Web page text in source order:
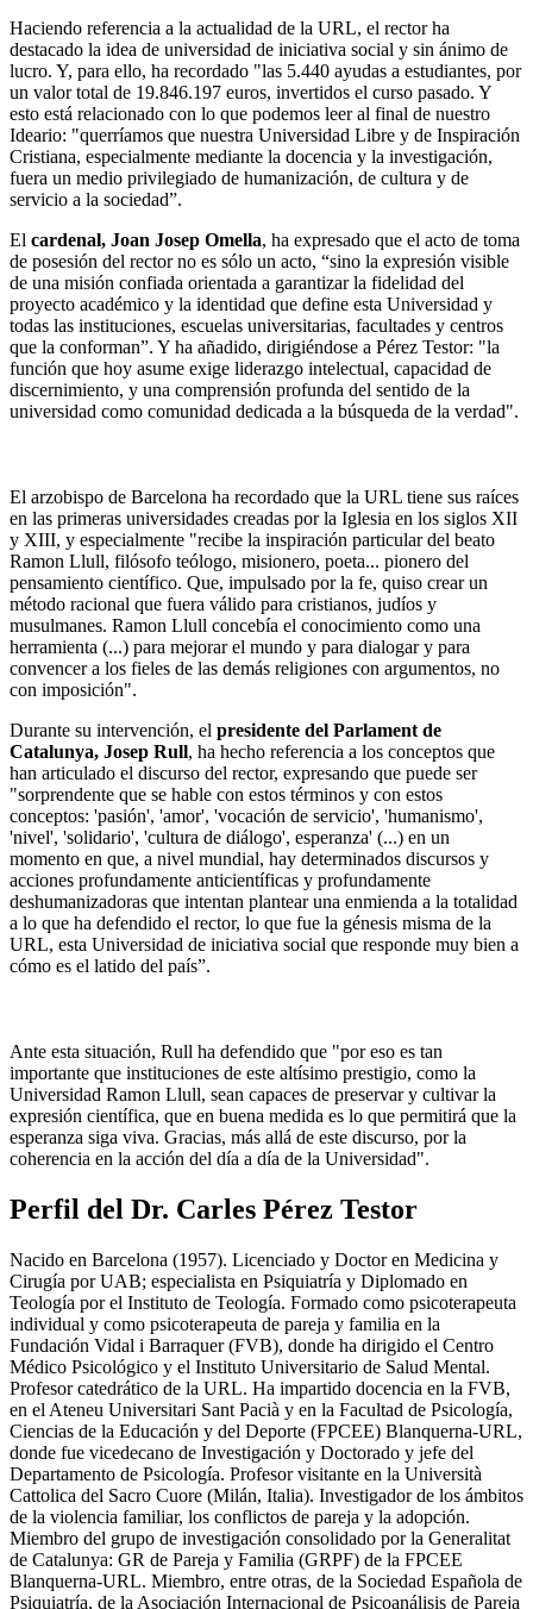
Haciendo referencia a la actualidad de la URL, el rector ha
destacado la idea de universidad de iniciativa social y sin ánimo de
lucro. Y, para ello, ha recordado "las 5.440 ayudas a estudiantes, por
un valor total de 19.846.197 euros, invertidos el curso pasado. Y
esto está relacionado con lo que podemos leer al final de nuestro
Ideario: "querríamos que nuestra Universidad Libre y de Inspiración
Cristiana, especialmente mediante la docencia y la investigación,
fuera un medio privilegiado de humanización, de cultura y de
servicio a la sociedad”.
El cardenal, Joan Josep Omella, ha expresado que el acto de toma
de posesión del rector no es sólo un acto, “sino la expresión visible
de una misión confiada orientada a garantizar la fidelidad del
proyecto académico y la identidad que define esta Universidad y
todas las instituciones, escuelas universitarias, facultades y centros
que la conforman”. Y ha añadido, dirigiéndose a Pérez Testor: "la
función que hoy asume exige liderazgo intelectual, capacidad de
discernimiento, y una comprensión profunda del sentido de la
universidad como comunidad dedicada a la búsqueda de la verdad".
El arzobispo de Barcelona ha recordado que la URL tiene sus raíces
en las primeras universidades creadas por la Iglesia en los siglos XII
y XIII, y especialmente "recibe la inspiración particular del beato
Ramon Llull, filósofo teólogo, misionero, poeta... pionero del
pensamiento científico. Que, impulsado por la fe, quiso crear un
método racional que fuera válido para cristianos, judíos y
musulmanes. Ramon Llull concebía el conocimiento como una
herramienta (...) para mejorar el mundo y para dialogar y para
convencer a los fieles de las demás religiones con argumentos, no
con imposición".
Durante su intervención, el presidente del Parlament de
Catalunya, Josep Rull, ha hecho referencia a los conceptos que
han articulado el discurso del rector, expresando que puede ser
"sorprendente que se hable con estos términos y con estos
conceptos: 'pasión', 'amor', 'vocación de servicio', 'humanismo',
'nivel', 'solidario', 'cultura de diálogo', esperanza' (...) en un
momento en que, a nivel mundial, hay determinados discursos y
acciones profundamente anticientíficas y profundamente
deshumanizadoras que intentan plantear una enmienda a la totalidad
a lo que ha defendido el rector, lo que fue la génesis misma de la
URL, esta Universidad de iniciativa social que responde muy bien a
cómo es el latido del país”.
Ante esta situación, Rull ha defendido que "por eso es tan
importante que instituciones de este altísimo prestigio, como la
Universidad Ramon Llull, sean capaces de preservar y cultivar la
expresión científica, que en buena medida es lo que permitirá que la
esperanza siga viva. Gracias, más allá de este discurso, por la
coherencia en la acción del día a día de la Universidad".
Perfil del Dr. Carles Pérez Testor
Nacido en Barcelona (1957). Licenciado y Doctor en Medicina y
Cirugía por UAB; especialista en Psiquiatría y Diplomado en
Teología por el Instituto de Teología. Formado como psicoterapeuta
individual y como psicoterapeuta de pareja y familia en la
Fundación Vidal i Barraquer (FVB), donde ha dirigido el Centro
Médico Psicológico y el Instituto Universitario de Salud Mental.
Profesor catedrático de la URL. Ha impartido docencia en la FVB,
en el Ateneu Universitari Sant Pacià y en la Facultad de Psicología,
Ciencias de la Educación y del Deporte (FPCEE) Blanquerna-URL,
donde fue vicedecano de Investigación y Doctorado y jefe del
Departamento de Psicología. Profesor visitante en la Università
Cattolica del Sacro Cuore (Milán, Italia). Investigador de los ámbitos
de la violencia familiar, los conflictos de pareja y la adopción.
Miembro del grupo de investigación consolidado por la Generalitat
de Catalunya: GR de Pareja y Familia (GRPF) de la FPCEE
Blanquerna-URL. Miembro, entre otras, de la Sociedad Española de
Psiquiatría, de la Asociación Internacional de Psicoanálisis de Pareja